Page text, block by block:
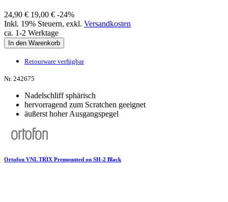
24,90 € 19,00 € -24%
Inkl. 19% Steuern, exkl. Versandkosten
ca. 1-2 Werktage
In den Warenkorb
Retourware verfügbar
Nr. 242675
Nadelschliff sphärisch
hervorragend zum Scratchen geeignet
äußerst hoher Ausgangspegel
Ortofon VNL TRIX Premounted on SH-2 Black